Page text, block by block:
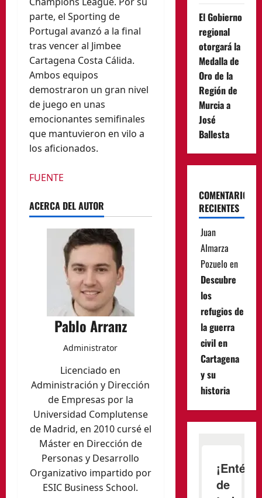
parte, el Sporting de
Portugal avanzó a la final
tras vencer al Jimbee
Cartagena Costa Cálida.
Ambos equipos
demostraron un gran nivel
de juego en unas
emocionantes semifinales
que mantuvieron en vilo a
los aficionados.
FUENTE
ACERCA DEL AUTOR
Pablo Arranz
Administrator
Licenciado en
Administración y Dirección
de Empresas por la
Universidad Complutense
de Madrid, en 2010 cursé el
Máster en Dirección de
Personas y Desarrollo
Organizativo impartido por
ESIC Business School.
El Gobierno
regional
otorgará la
Medalla de
Oro de la
Región de
Murcia a
José
Ballesta
COMENTARIOS
RECIENTES
Juan
Almarza
Pozuelo en
Descubre
los
refugios de
la guerra
civil en
Cartagena
y su
historia